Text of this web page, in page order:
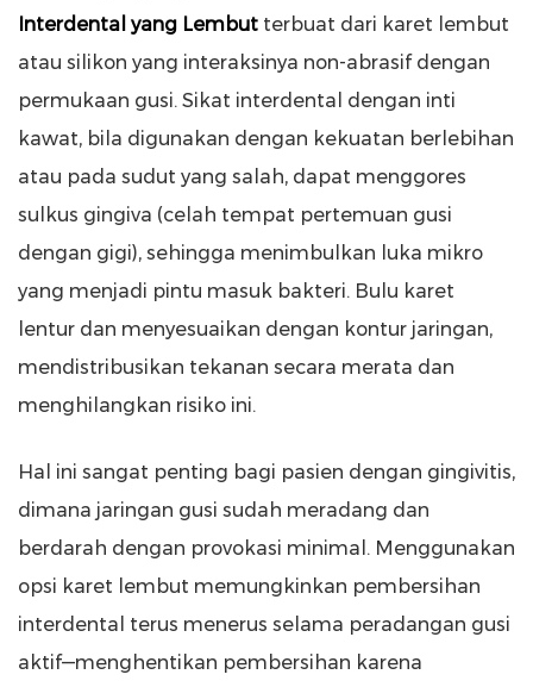
Interdental yang Lembut terbuat dari karet lembut
atau silikon yang interaksinya non-abrasif dengan
permukaan gusi. Sikat interdental dengan inti
kawat, bila digunakan dengan kekuatan berlebihan
atau pada sudut yang salah, dapat menggores
sulkus gingiva (celah tempat pertemuan gusi
dengan gigi), sehingga menimbulkan luka mikro
yang menjadi pintu masuk bakteri. Bulu karet
lentur dan menyesuaikan dengan kontur jaringan,
mendistribusikan tekanan secara merata dan
menghilangkan risiko ini.
Hal ini sangat penting bagi pasien dengan gingivitis,
dimana jaringan gusi sudah meradang dan
berdarah dengan provokasi minimal. Menggunakan
opsi karet lembut memungkinkan pembersihan
interdental terus menerus selama peradangan gusi
aktif—menghentikan pembersihan karena